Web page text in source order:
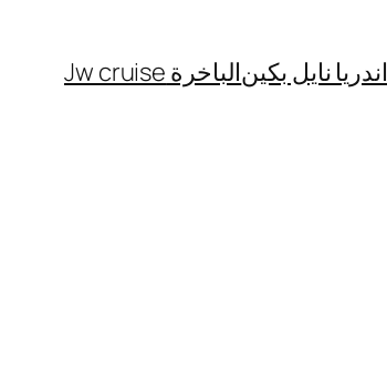
اندريا نايل بكينالباخرة Jw cruise